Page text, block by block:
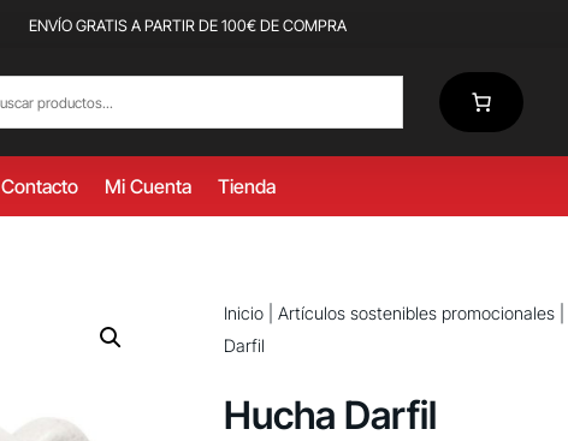
ENVÍO GRATIS A PARTIR DE 100€ DE COMPRA
Contacto Mi Cuenta Tienda
Inicio| Artículos sostenibles promocionales|
Darfil
Hucha Darfil